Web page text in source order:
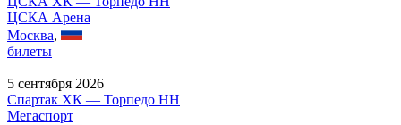
ЦСКА Арена
Москва,
билеты
5 сентября 2026
Спартак ХК — Торпедо НН
Мегаспорт